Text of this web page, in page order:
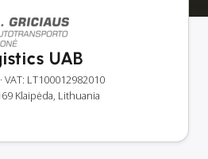
UAB
· VAT: LT100012982010
Klaipėda, Lithuania